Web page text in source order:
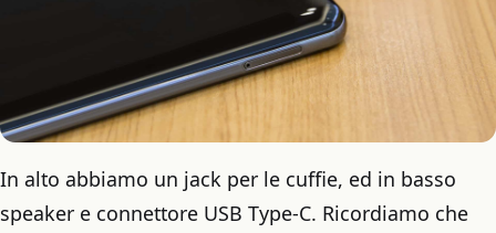
In alto abbiamo un jack per le cuffie, ed in basso
speaker e connettore USB Type-C. Ricordiamo che